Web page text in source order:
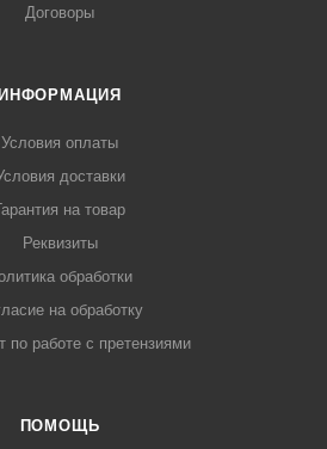
Договоры
ИНФОРМАЦИЯ
Условия оплаты
доставки
на товар
Реквизиты
обработки
на обработку
по работе с претензиями
ПОМОЩЬ